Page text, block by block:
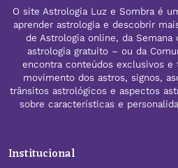
O site Astrologia Luz e Sombra é
aprender astrologia e descobrir
de Astrologia online, da Semana
astrologia gratuito – ou da
encontra conteúdos exclusivos
movimento dos astros, signos,
trânsitos astrológicos e aspectos
sobre características e
Institucional